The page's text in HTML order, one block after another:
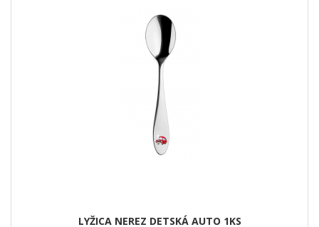
LYŽICA NEREZ DETSKÁ AUTO 1KS